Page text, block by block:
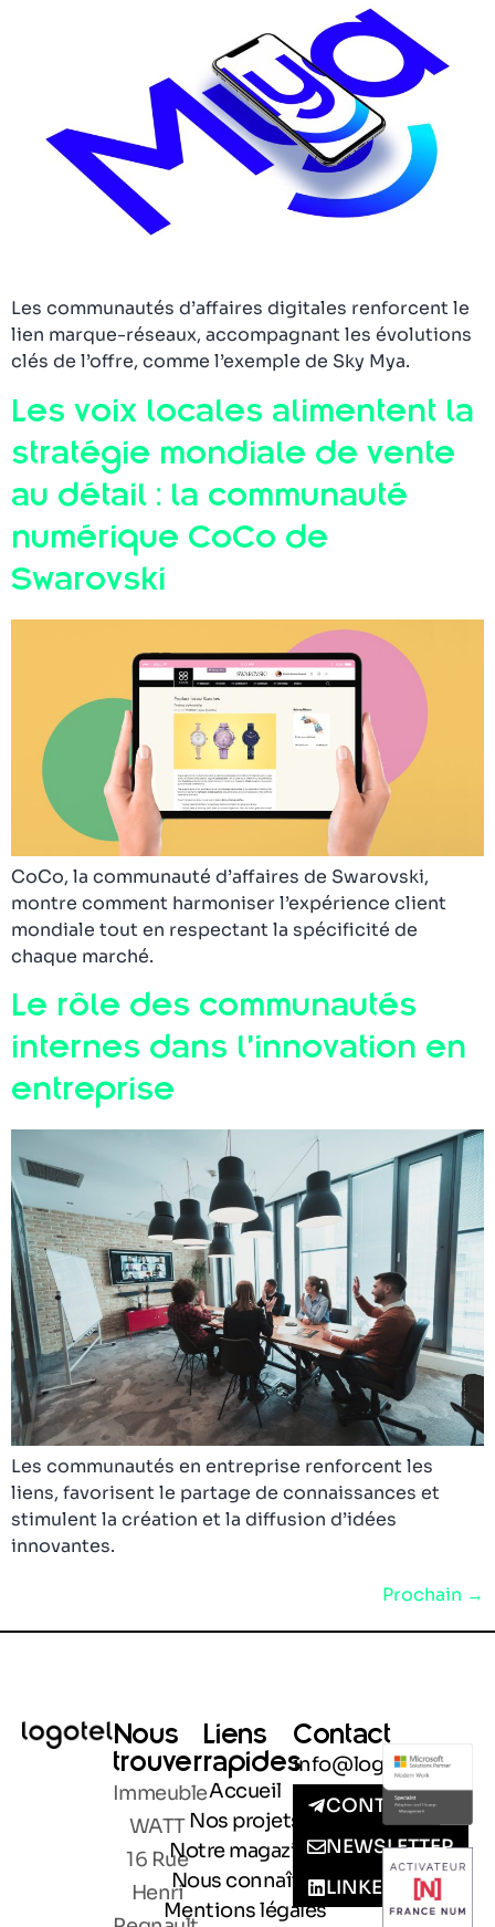
Les communautés d’affaires digitales renforcent le
lien marque-réseaux, accompagnant les évolutions
clés de l’offre, comme l’exemple de Sky Mya.
Les voix locales alimentent la
stratégie mondiale de vente
au détail : la communauté
numérique CoCo de
Swarovski
CoCo, la communauté d’affaires de Swarovski,
montre comment harmoniser l’expérience client
mondiale tout en respectant la spécificité de
chaque marché.
Le rôle des communautés
internes dans l’innovation en
entreprise
Les communautés en entreprise renforcent les
liens, favorisent le partage de connaissances et
stimulent la création et la diffusion d’idées
innovantes.
Prochain →
Nous
trouver
Immeuble
WATT
16 Rue
Henri
Liens
rapides
Accueil
Nos projets
Notre magazine
Nous connaître
Mentions légales
Contact
info@logotel.fr
CONTACT
NEWSLETTER
LINKEDIN